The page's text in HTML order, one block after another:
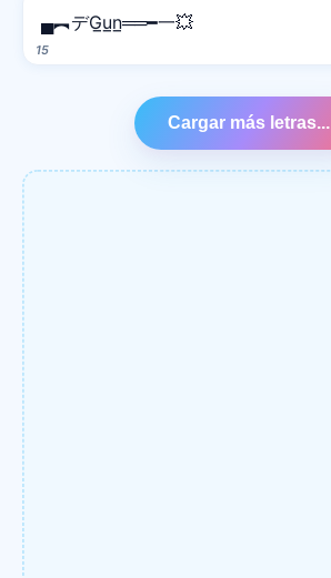
15
▄︻デG̲u̲n̲══━一💥
Cargar más letras...